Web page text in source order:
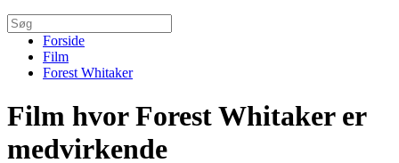
Forside
Film
Forest Whitaker
Film hvor Forest Whitaker er
medvirkende